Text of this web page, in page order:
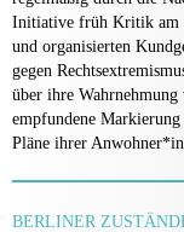
Initiative früh Kritik am
und organisierten
gegen
über ihre
empfundene
Pläne ihrer
BERLINER